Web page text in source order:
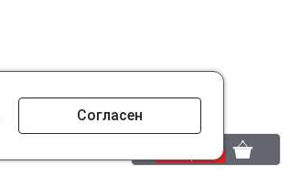
Согласен